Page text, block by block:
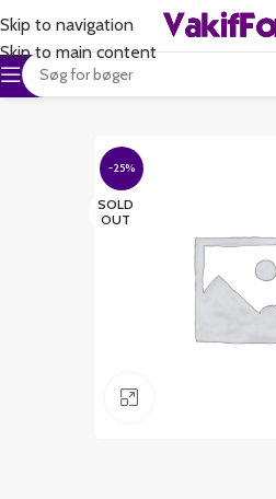
Skip to navigation
Skip to main content
-25%
SOLD
OUT